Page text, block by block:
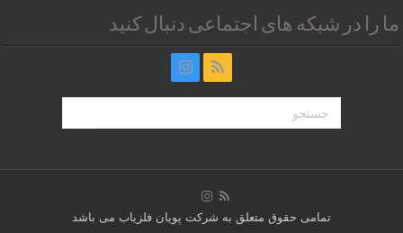
ما را در شبکه های اجتماعی دنبال کنید
تمامی حقوق متعلق به شرکت پویان فلزیاب می باشد